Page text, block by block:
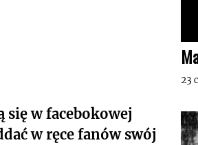
się w facebokowej
w ręce fanów swój
23